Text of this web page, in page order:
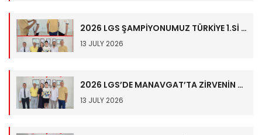
2026 LGS ŞAMPİYONUMUZ TÜRKİYE 1.Sİ İBRAHİM TUNAY HALİMOĞLU ALTIN İLE ÖDÜLLENDİRİLDİ
13 JULY 2026
2026 LGS’DE MANAVGAT’TA ZİRVENİN ADI BAŞARI KOLEJİ!
13 JULY 2026